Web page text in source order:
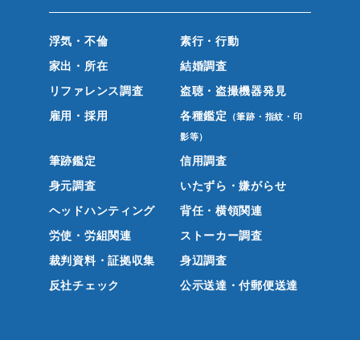
浮気・不倫
素行・行動
家出・所在
結婚調査
リファレンス調査
盗聴・盗撮機器発見
雇用・採用
各種鑑定 （筆跡・指紋・印
影等）
筆跡鑑定
信用調査
身元調査
いたずら・嫌がらせ
ヘッドハンティング
背任・横領関連
労使・労組関連
ストーカー調査
裁判資料・証拠収集
身辺調査
反社チェック
公示送達・付郵便送達